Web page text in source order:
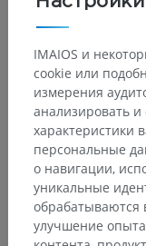
ней, что приводит
внематочной
формируются
децидуальная
беременность, как
плодного яйца
происходит
требующий
IMAIOS и
cookie или
измерения
анализировать
характеристики
персональные
о навигации,
уникальные
обрабатываются
улучшение